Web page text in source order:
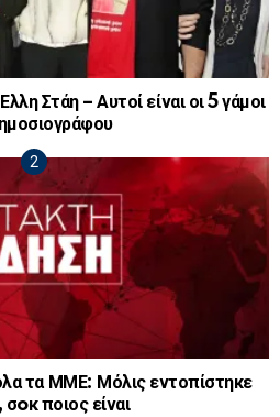
Στάη – Αυτοί είναι οι 5 γάμοι
τα ΜΜΕ: Μόλις εντοπίστηκε
ποιος είναι